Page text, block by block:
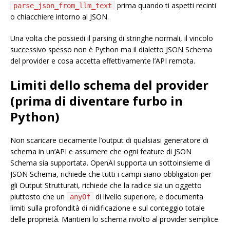
parse_json_from_llm_text
prima quando ti aspetti recinti
o chiacchiere intorno al JSON.
Una volta che possiedi il parsing di stringhe normali, il vincolo
successivo spesso non è Python ma il dialetto JSON Schema
del provider e cosa accetta effettivamente l’API remota.
Limiti dello schema del provider
(prima di diventare furbo in
Python)
Non scaricare ciecamente l’output di qualsiasi generatore di
schema in un’API e assumere che ogni feature di JSON
Schema sia supportata. OpenAI supporta un sottoinsieme di
JSON Schema, richiede che tutti i campi siano obbligatori per
gli Output Strutturati, richiede che la radice sia un oggetto
piuttosto che un
anyOf
di livello superiore, e documenta
limiti sulla profondità di nidificazione e sul conteggio totale
delle proprietà. Mantieni lo schema rivolto al provider semplice.